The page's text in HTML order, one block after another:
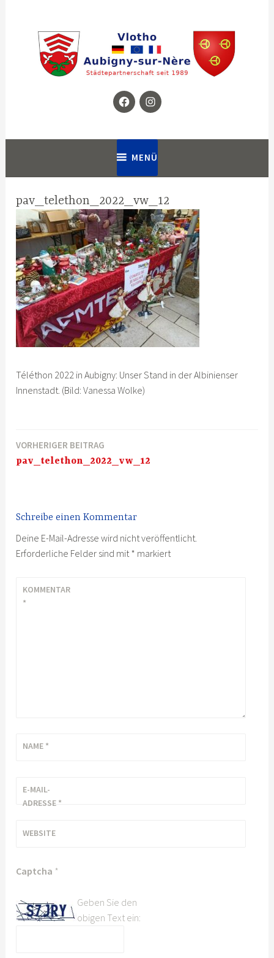
springen
Partnerschaftsverein Vlotho –
Homepage für die Städtepartnerschaft zwischen Vlotho in
Deutschland und Aubigny-sur-Nère in Frankreich
FacebookInstagram
MENÜ
pav_telethon_2022_vw_12
Téléthon 2022 in Aubigny: Unser Stand in der Albinienser
Innenstadt. (Bild: Vanessa Wolke)
Beitragsnavigation
VORHERIGER BEITRAG
pav_telethon_2022_vw_12
Schreibe einen Kommentar
Deine E-Mail-Adresse wird nicht veröffentlicht.
Erforderliche Felder sind mit* markiert
KOMMENTAR
*
NAME *
E-MAIL-
ADRESSE *
WEBSITE
Captcha *
Geben Sie den
obigen Text ein: